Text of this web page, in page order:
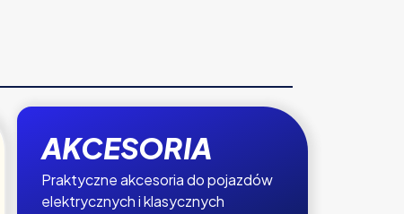
AKCESORIA
Praktyczne akcesoria do pojazdów
elektrycznych i klasycznych